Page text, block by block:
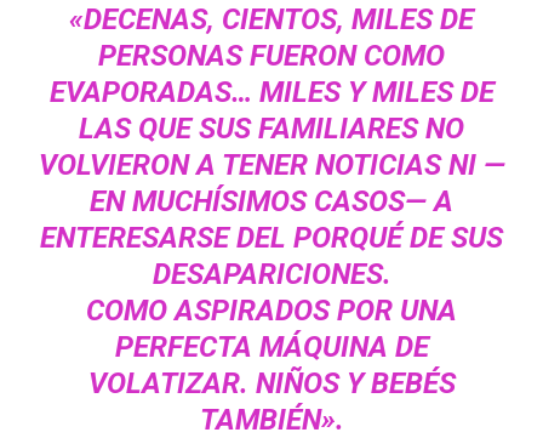
«DECENAS, CIENTOS, MILES DE
PERSONAS FUERON COMO
EVAPORADAS… MILES Y MILES DE
LAS QUE SUS FAMILIARES NO
VOLVIERON A TENER NOTICIAS NI —
EN MUCHÍSIMOS CASOS— A
ENTERESARSE DEL PORQUÉ DE SUS
DESAPARICIONES.
COMO ASPIRADOS POR UNA
PERFECTA MÁQUINA DE
VOLATIZAR. NIÑOS Y BEBÉS
TAMBIÉN».